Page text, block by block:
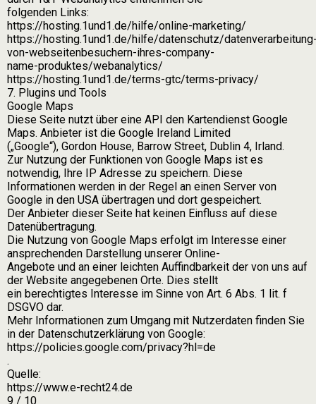
folgenden Links:
https://hosting.1und1.de/hilfe/online-marketing/
https://hosting.1und1.de/hilfe/datenschutz/
von-webseitenbesuchern-ihres-company-
name-produktes/webanalytics/
https://hosting.1und1.de/terms-gtc/terms-privacy/
7. Plugins und Tools
Google Maps
Diese Seite nutzt über eine API den Kartendienst Google
Maps. Anbieter ist die Google Ireland Limited
(„Google“), Gordon House, Barrow Street, Dublin 4, Irland.
Zur Nutzung der Funktionen von Google Maps ist es
notwendig, Ihre IP Adresse zu speichern. Diese
Informationen werden in der Regel an einen Server von
Google in den USA übertragen und dort gespeichert.
Der Anbieter dieser Seite hat keinen Einfluss auf diese
Datenübertragung.
Die Nutzung von Google Maps erfolgt im Interesse einer
ansprechenden Darstellung unserer Online-
Angebote und an einer leichten Auffindbarkeit der von uns auf
der Website angegebenen Orte. Dies stellt
ein berechtigtes Interesse im Sinne von Art. 6 Abs. 1 lit. f
DSGVO dar.
Mehr Informationen zum Umgang mit Nutzerdaten finden Sie
in der Datenschutzerklärung von Google:
https://policies.google.com/privacy?hl=de
.
Quelle:
https://www.e-recht24.de
9 / 10